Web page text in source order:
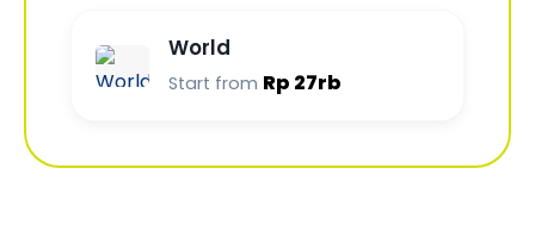
World
Start from Rp 27rb